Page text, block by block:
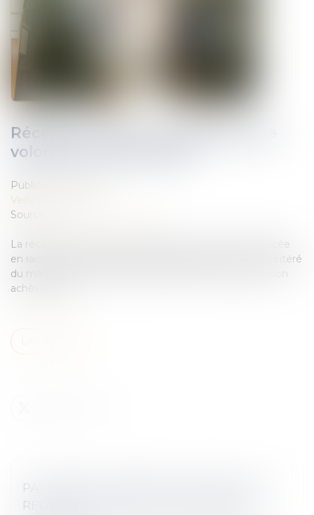
Réception tacite : nécessité d'une
volonté non équivoque
Publié le :
Veille juridique
Source :
La réception tacite d’un ouvrage ne peut être prononcée
en raison du paiement partiel des travaux et du refus réitéré
du maître de l'ouvrage de signer l’attestation de leur bon
achèvement.
PATRIMOINE. DONNER SA MAISON POUR
RÉDUIRE LES DROITS DE SUCCESSION